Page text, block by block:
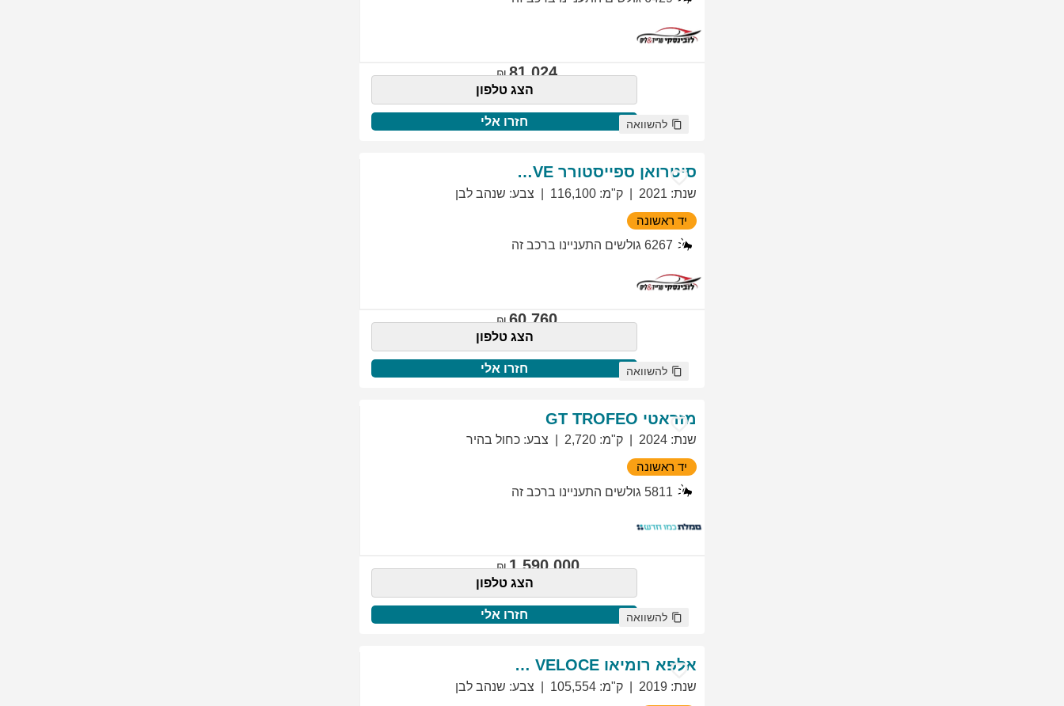
81,024
הצג טלפון
חזרו אלי להשוואה
סיטרואן ספייסטורר EXCLUSIVE
שנת:
2021 ק"מ:
116,100 צבע: שנהב לבן
יד ראשונה
6267 גולשים התעניינו ברכב זה
60,760
הצג טלפון
חזרו אלי להשוואה
מזראטי GT TROFEO
שנת:
2024 ק"מ:
2,720 צבע: כחול בהיר
יד ראשונה
5811 גולשים התעניינו ברכב זה
1,590,000
הצג טלפון
חזרו אלי להשוואה
אלפא רומיאו GIULIETTA VELOCE
שנת:
2019 ק"מ:
105,554 צבע: שנהב לבן